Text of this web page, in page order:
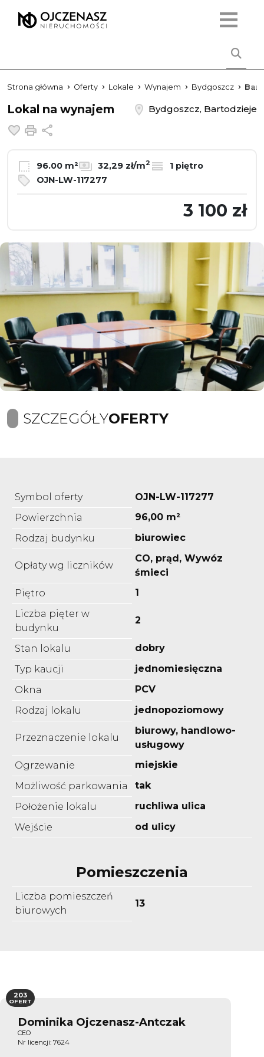
Strona główna Oferty Lokale Wynajem Bydgoszcz
Lokal na wynajem
Bydgoszcz, Bartodzieje
Dodaj do ulubionych
Drukuj
96.00 m² 32,29 zł/m2
1 piętro
OJN-LW-117277
3 100 zł
SZCZEGÓŁYOFERTY
Symbol oferty
OJN-LW-117277
Powierzchnia
96,00 m²
Rodzaj budynku
biurowiec
Opłaty wg liczników
CO, prąd, Wywóz
śmieci
Piętro
1
Liczba pięter w
budynku
2
Stan lokalu
dobry
Typ kaucji
jednomiesięczna
Okna
PCV
Rodzaj lokalu
jednopoziomowy
Przeznaczenie lokalu
biurowy, handlowo-
usługowy
Ogrzewanie
miejskie
Możliwość parkowania
tak
Położenie lokalu
ruchliwa ulica
Wejście
od ulicy
Pomieszczenia
Liczba pomieszczeń
biurowych
13
Dominika Ojczenasz-Antczak
CEO
Nr licencji: 7624
203
OFERT